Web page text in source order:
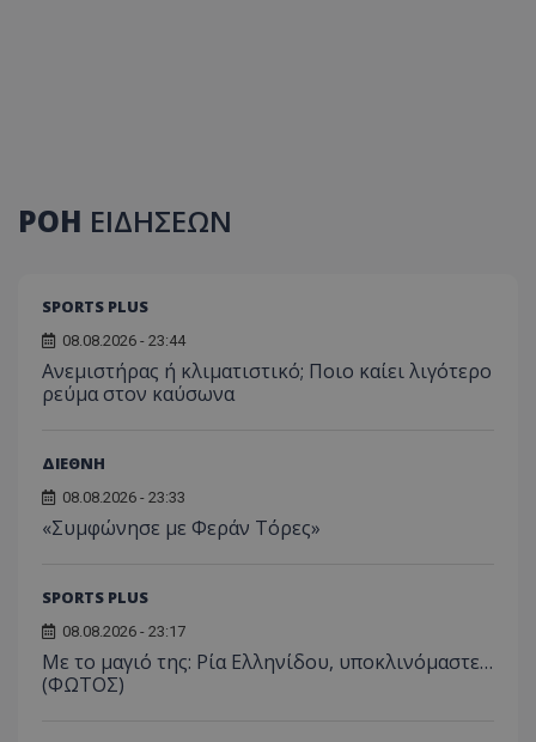
ΡΟΗ ΕΙΔΗΣΕΩΝ
SPORTS PLUS
08.08.2026 - 23:44
Ανεμιστήρας ή κλιματιστικό; Ποιο καίει λιγότερο
ρεύμα στον καύσωνα
ΔΙΕΘΝΗ
08.08.2026 - 23:33
«Συμφώνησε με Φεράν Τόρες»
SPORTS PLUS
08.08.2026 - 23:17
Με το μαγιό της: Ρία Ελληνίδου, υποκλινόμαστε…
(ΦΩΤΟΣ)